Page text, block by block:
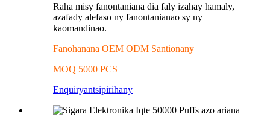
Raha misy fanontaniana dia faly izahay hamaly,
azafady alefaso ny fanontanianao sy ny
kaomandinao.
Fanohanana OEM ODM Santionany
MOQ 5000 PCS
Enquiryantsipirihany